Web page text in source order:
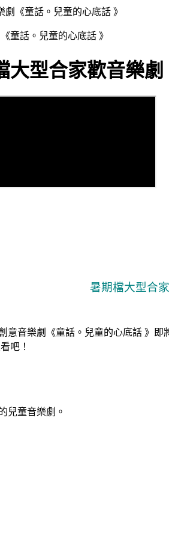
劇《童話。兒童的心底話 》
大型合家歡音樂
暑期檔大型合
意音樂劇《童話。兒童的心底話 》即
吧！
兒童音樂劇。